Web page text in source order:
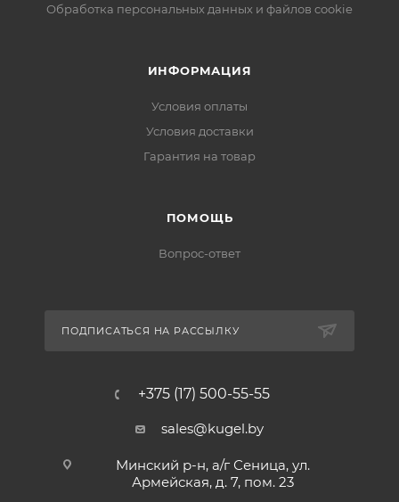
Обработка персональных данных и файлов cookie
ИНФОРМАЦИЯ
Условия оплаты
Условия доставки
Гарантия на товар
ПОМОЩЬ
Вопрос-ответ
ПОДПИСАТЬСЯ НА РАССЫЛКУ
+375 (17) 500-55-55
sales@kugel.by
Минский р-н, а/г Сеница, ул.
Армейская, д. 7, пом. 23